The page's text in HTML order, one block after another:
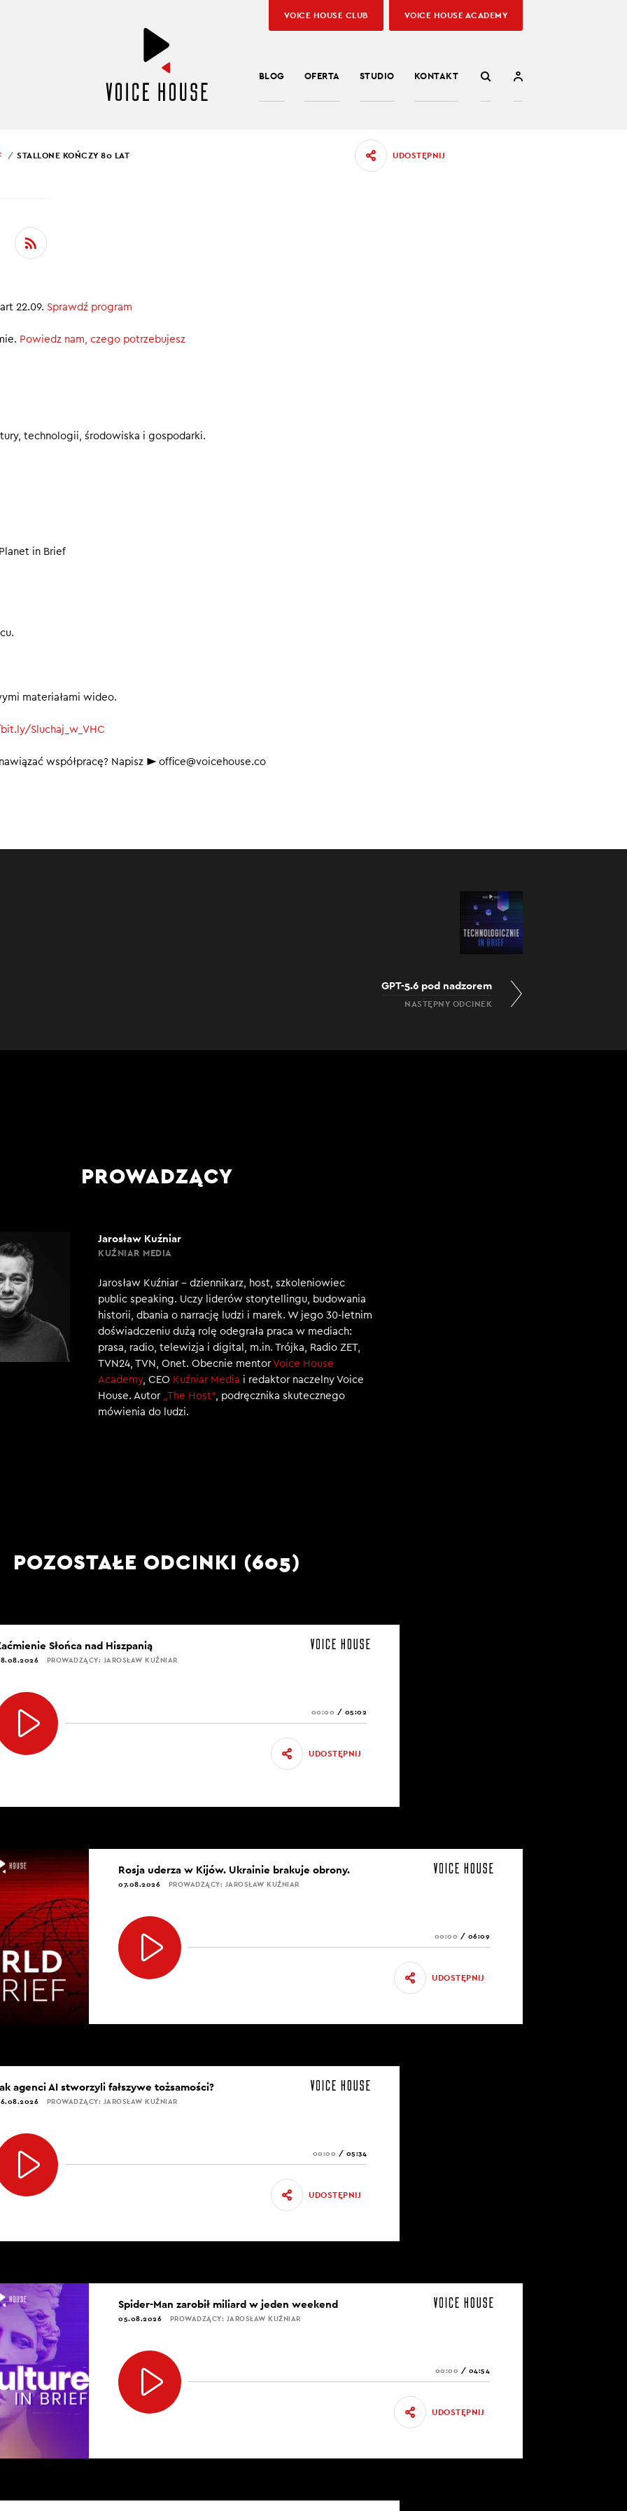
BLOG OFERTA STUDIO KONTAKT
VOICE HOUSE CLUB VOICE HOUSE ACADEMY
KOŃCZY 80 LAT
otwiera Awinion
STALLONE KOŃCZY 80 LAT UDOSTĘPNIJ
22.09. Sprawdź program
Powiedz nam, czego potrzebujesz
technologii, środowiska i gospodarki.
in Brief
materiałami wideo.
Sluchaj_w_VHC
współpracę? Napisz ► office@voicehouse.co
GPT-5.6 pod nadzorem
NASTĘPNY ODCINEK
PROWADZĄCY
Jarosław Kuźniar
KUŹNIAR MEDIA
Jarosław Kuźniar – dziennikarz, host, szkoleniowiec
public speaking. Uczy liderów storytellingu, budowania
historii, dbania o narrację ludzi i marek. W jego 30-letnim
doświadczeniu dużą rolę odegrała praca w mediach:
prasa, radio, telewizja i digital, m.in. Trójka, Radio ZET,
TVN24, TVN, Onet. Obecnie mentorVoice House
Academy, CEO Kuźniar Media i redaktor naczelny Voice
House. Autor „The Host”, podręcznika skutecznego
mówienia do ludzi.
POZOSTAŁE ODCINKI (605)
Słońca nad Hiszpanią
PROWADZĄCY: JAROSŁAW KUŹNIAR
00:00 / 05:02
UDOSTĘPNIJ
Rosja uderza w Kijów. Ukrainie brakuje obrony.
07.08.2026 PROWADZĄCY: JAROSŁAW KUŹNIAR
00:00 / 06:09
UDOSTĘPNIJ
agenci AI stworzyli fałszywe tożsamości?
PROWADZĄCY: JAROSŁAW KUŹNIAR
00:00 / 05:34
UDOSTĘPNIJ
Spider-Man zarobił miliard w jeden weekend
05.08.2026 PROWADZĄCY: JAROSŁAW KUŹNIAR
00:00 / 04:54
UDOSTĘPNIJ